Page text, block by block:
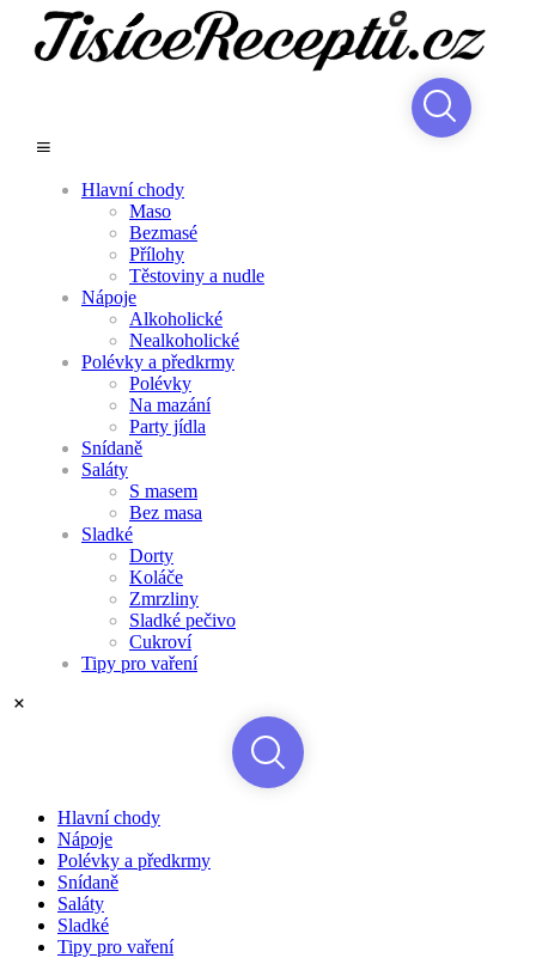
Hlavní chody
Maso
Bezmasé
Přílohy
Těstoviny a nudle
Nápoje
Alkoholické
Nealkoholické
Polévky a předkrmy
Polévky
Na mazání
Party jídla
Snídaně
Saláty
S masem
Bez masa
Sladké
Dorty
Koláče
Zmrzliny
Sladké pečivo
Cukroví
Tipy pro vaření
Hlavní chody
Nápoje
Polévky a předkrmy
Snídaně
Saláty
Sladké
Tipy pro vaření